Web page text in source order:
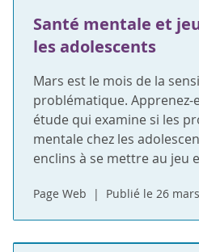
Santé mentale et
les adolescents
Mars est le mois de la
problématique. Apprenez-
étude qui examine si les
mentale chez les
enclins à se mettre au jeu
Page Web Publié le 26